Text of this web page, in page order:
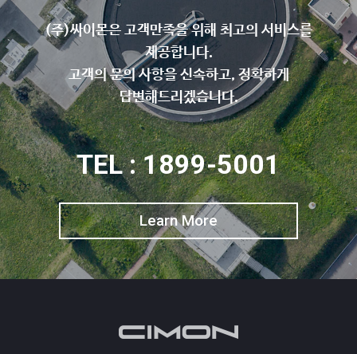
(주)싸이몬은 고객만족을 위해 최고의 서비스를
제공합니다.
고객의 문의 사항을 신속하고, 정확하게
답변해드리겠습니다.
TEL : 1899-5001
Learn More